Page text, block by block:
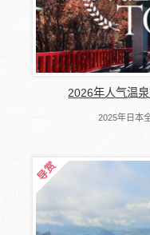
2026年人气温
2025年日本